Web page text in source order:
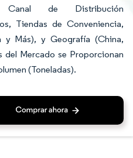
de Distribución
Tiendas de Conveniencia,
y Más), y Geografía (China,
del Mercado se Proporcionan
(Toneladas).